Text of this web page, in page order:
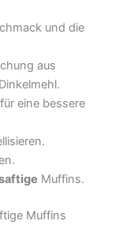
und die
aus
eine bessere
Muffins.
Muffins